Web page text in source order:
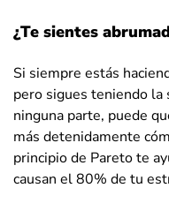
¿Te sientes
Si siempre estás
pero sigues teniendo la
ninguna parte, puede
más detenidamente
principio de Pareto te
causan el 80% de tu